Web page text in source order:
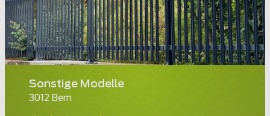
Sonstige Modelle
3012 Bern